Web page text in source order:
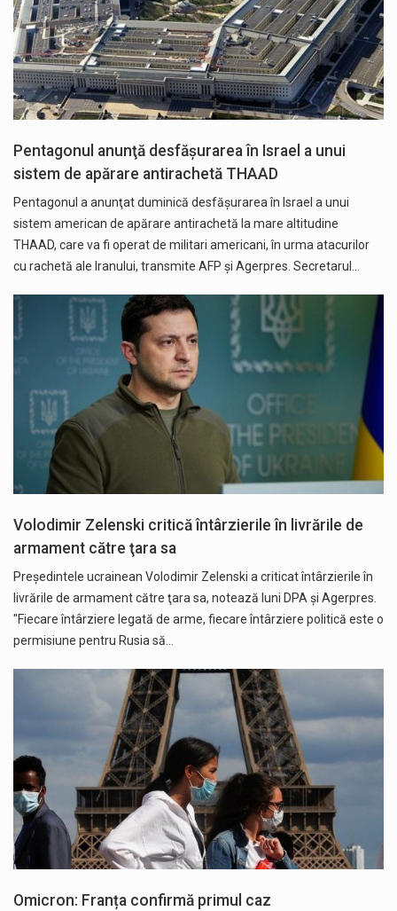
Pentagonul anunţă desfăşurarea în Israel a unui
sistem de apărare antirachetă THAAD
Pentagonul a anunţat duminică desfăşurarea în Israel a unui
sistem american de apărare antirachetă la mare altitudine
THAAD, care va fi operat de militari americani, în urma atacurilor
cu rachetă ale Iranului, transmite AFP și Agerpres. Secretarul…
Volodimir Zelenski critică întârzierile în livrările de
armament către ţara sa
Preşedintele ucrainean Volodimir Zelenski a criticat întârzierile în
livrările de armament către ţara sa, notează luni DPA și Agerpres.
"Fiecare întârziere legată de arme, fiecare întârziere politică este o
permisiune pentru Rusia să…
Omicron: Franța confirmă primul caz